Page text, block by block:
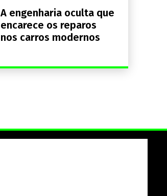
A engenharia oculta que
encarece os reparos
nos carros modernos